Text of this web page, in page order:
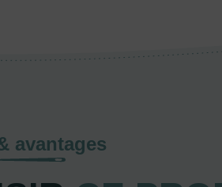
avantages